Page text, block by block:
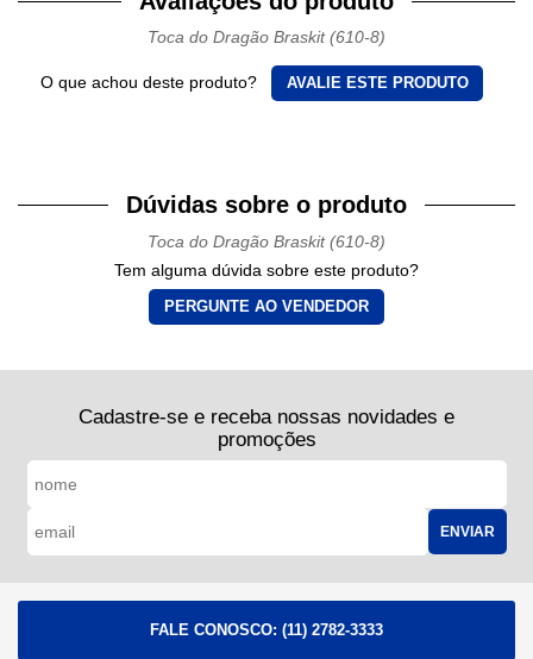
Toca do Dragão Braskit (610-8)
O que achou deste produto? AVALIE ESTE PRODUTO
Dúvidas sobre o produto
Toca do Dragão Braskit (610-8)
Tem alguma dúvida sobre este produto?
PERGUNTE AO VENDEDOR
Cadastre-se e receba nossas novidades e
promoções
ENVIAR
FALE CONOSCO: (11) 2782-3333